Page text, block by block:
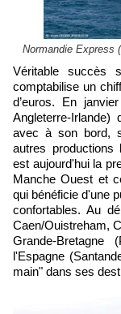
Normandie Express
Véritable succès story à l’armoricaine, la Brittany Ferries
comptabilise un
d’euros. En
Angleterre-
avec à son bord,
autres productions
est aujourd'hui la
Manche Ouest et
qui bénéficie d'une
confortables. Au
Caen/Ouistreham,
Grande-Bretagne
l'Espagne
main" dans ses